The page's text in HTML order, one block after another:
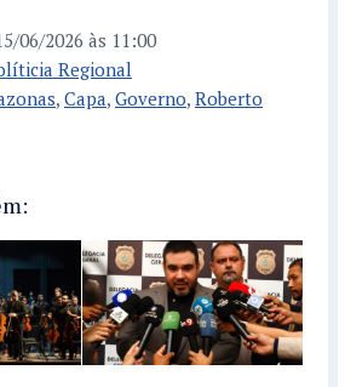
06/2026 às 11:00
Regional
, Capa, Governo, Roberto